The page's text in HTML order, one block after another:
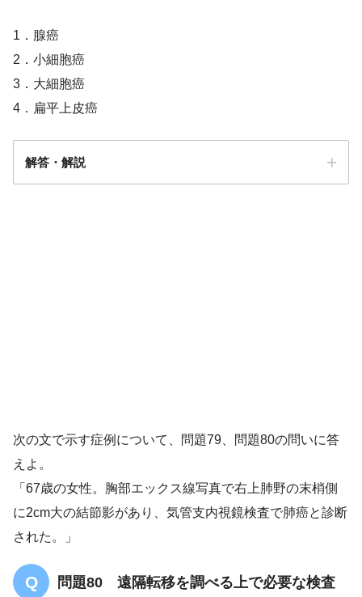
1．腺癌
2．小細胞癌
3．大細胞癌
4．扁平上皮癌
解答・解説
次の文で示す症例について、問題79、問題80の問いに答
えよ。
「67歳の女性。胸部エックス線写真で右上肺野の末梢側
に2cm大の結節影があり、気管支内視鏡検査で肺癌と診断
された。」
問題80 遠隔転移を調べる上で必要な検査